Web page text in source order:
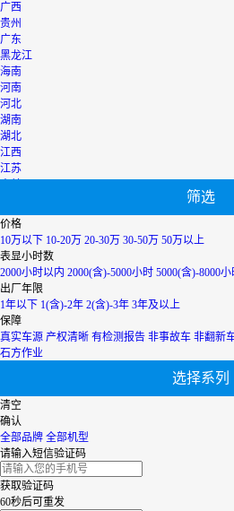
广西
贵州
广东
黑龙江
海南
河南
河北
湖南
湖北
江西
江苏
宁夏
内蒙古
青海
上海
陕西
山西
山东
四川
天津
台湾
新疆
香港
云南
浙江
筛选
价格
10万以下 10-20万 20-30万 30-50万 50万以上
表显小时数
2000小时以内 2000(含)-5000小时 5000(含)-8000小
出厂年限
1年以下 1(含)-2年 2(含)-3年 3年及以上
保障
真实车源 产权清晰 有检测报告 非事故车 非翻新
石方作业
选择系列
清空
确认
全部品牌 全部机型
请输入短信验证码
获取验证码
60秒后可重发